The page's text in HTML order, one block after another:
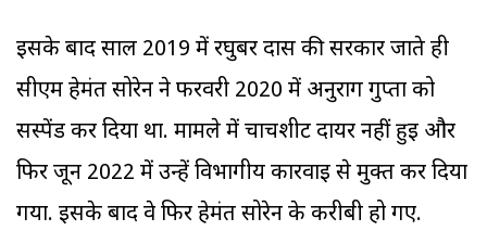
इसके बाद साल 2019 में रघुबर दास की सरकार जाते ही
सीएम हेमंत सोरेन ने फरवरी 2020 में अनुराग गुप्ता को
सस्पेंड कर दिया था. मामले में चार्चशीट दायर नहीं हुई और
फिर जून 2022 में उन्हें विभागीय कार्रवाई से मुक्त कर दिया
गया. इसके बाद वे फिर हेमंत सोरेन के करीबी हो गए.